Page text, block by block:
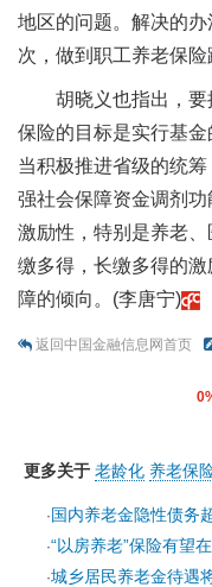
地区的问题。解决的
次，做到职工养老保险
胡晓义也指出，
保险的目标是实行基
当积极推进省级的统
强社会保障资金调剂
激励性，特别是养老
缴多得，长缴多得的
障的倾向。(李唐宁)
返回中国金融信息网首页
更多关于 老龄化 养老保
·国内养老金隐性债务
·“以房养老”保险有望
·城乡居民养老金待遇